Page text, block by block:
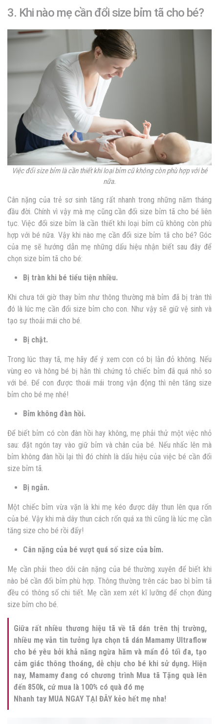
3. Khi nào mẹ cần đổi size bỉm tã cho bé?
Việc đổi size bỉm là cần thiết khi loại bỉm cũ không còn phù hợp với bé
nữa.
Cân nặng của trẻ sơ sinh tăng rất nhanh trong những năm tháng
đầu đời. Chính vì vậy mà mẹ cũng cần đổi size bỉm tã cho bé liên
tục. Việc đổi size bỉm là cần thiết khi loại bỉm cũ không còn phù
hợp với bé nữa. Vậy khi nào mẹ cần đổi size bỉm tã cho bé? Góc
của mẹ sẽ hướng dẫn mẹ những dấu hiệu nhận biết sau đây để
chọn size bỉm tã cho bé:
Bị tràn khi bé tiểu tiện nhiều.
Khi chưa tới giờ thay bỉm như thông thường mà bỉm đã bị tràn thì
đó là lúc mẹ cần đổi size bỉm cho con. Như vậy sẽ giữ vệ sinh và
tạo sự thoải mái cho bé.
Bị chật.
Trong lúc thay tã, mẹ hãy để ý xem con có bị lằn đỏ không. Nếu
vùng eo và hông bé bị hằn thì chứng tỏ chiếc bỉm đã quá nhỏ so
với bé. Để con được thoái mái trong vận động thì nên tăng size
bỉm cho bé mẹ nhé!
Bỉm không đàn hồi.
Để biết bỉm có còn đàn hồi hay không, mẹ phải thử một việc nhỏ
sau: đặt ngón tay vào giữ bỉm và chân của bé. Nếu nhấc lên mà
bỉm không đàn hồi lại thì đó chính là dấu hiệu của việc bé cần đổi
size bỉm tã.
Bị ngắn.
Một chiếc bỉm vừa vặn là khi mẹ kéo được dây thun lên qua rốn
của bé. Vậy khi mà dây thun cách rốn quá xa thì cũng là lúc mẹ cần
tăng size cho bé rồi đấy!
Cân nặng của bé vượt quá số size của bỉm.
Mẹ cần phải theo dõi cân nặng của bé thường xuyên để biết khi
nào bé cần đổi bỉm phù hợp. Thông thường trên các bao bì bỉm tã
đều có thông số chi tiết. Mẹ cần xem xét kĩ lưỡng để chọn đúng
size bỉm cho bé.
Giữa rất nhiều thương hiệu tã về tã dán trên thị trường,
nhiều mẹ vẫn tin tưởng lựa chọn tã dán Mamamy Ultraflow
cho bé yêu bởi khả năng ngừa hăm và mẩn đỏ tối đa, tạo
cảm giác thông thoáng, dễ chịu cho bé khi sử dụng. Hiện
nay, Mamamy đang có chương trình Mua tã Tặng quà lên
đến 850k, cứ mua là 100% có quà đó mẹ
Nhanh tay MUA NGAY TẠI ĐÂY kẻo hết mẹ nha!